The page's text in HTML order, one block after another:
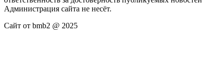
Администрация сайта не несёт.
Сайт от bmb2 @ 2025